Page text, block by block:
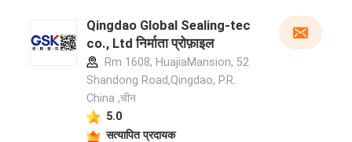
Qingdao Global Sealing-tec
co., Ltd निर्माता प्रोफ़ाइल
Rm 1608, HuajiaMansion, 52
Shandong Road,Qingdao, P.R.
China ,चीन
5.0
सत्यापित प्रदायक